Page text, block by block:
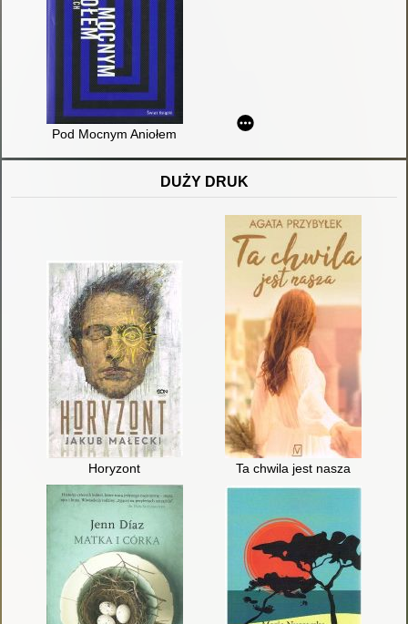
Pod Mocnym Aniołem
DUŻY DRUK
Horyzont Ta chwila jest nasza